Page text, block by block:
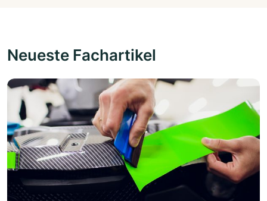
Neueste Fachartikel